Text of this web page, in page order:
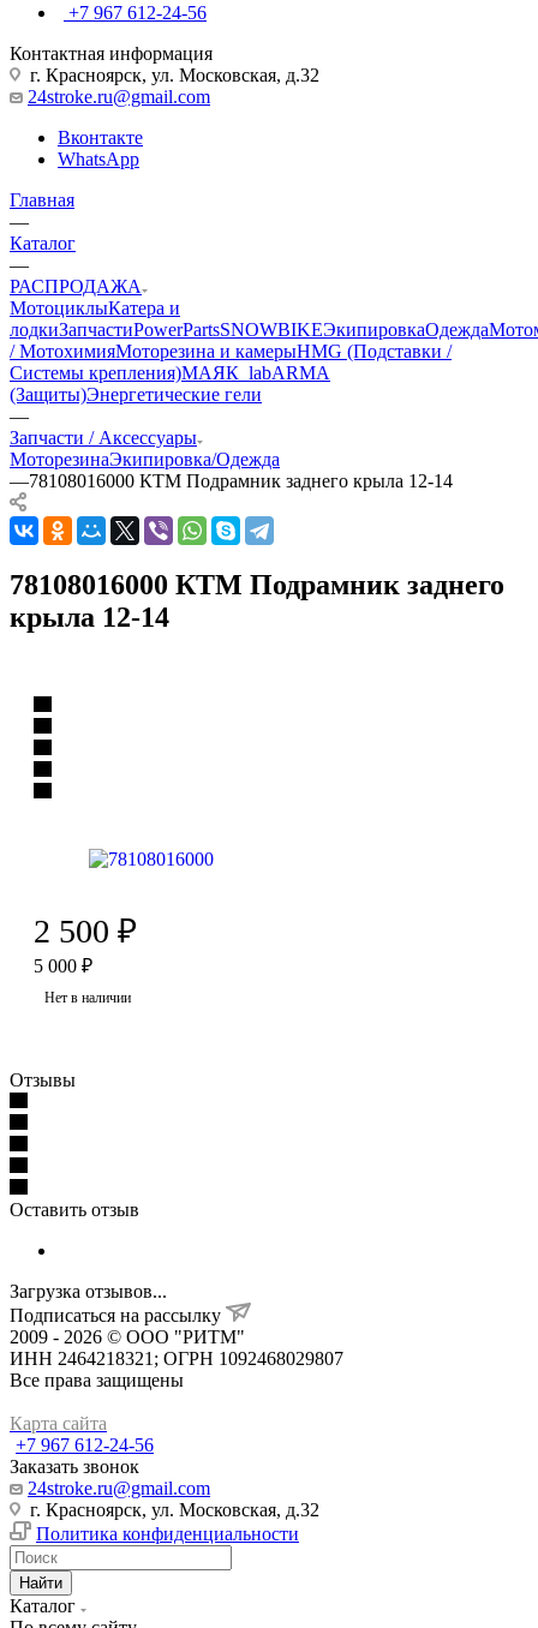
+7 967 612-24-56
Контактная информация
г. Красноярск, ул. Московская, д.32
24stroke.ru@gmail.com
Вконтакте
WhatsApp
Главная
—
Каталог
—
РАСПРОДАЖА
МотоциклыКатера и
лодкиЗапчастиPowerPartsSNOWBIKEЭкипировкаОдежда
/ МотохимияМоторезина и камерыHMG (Подставки /
Системы крепления)МАЯК_labARMA
(Защиты)Энергетические гели
—
Запчасти / Аксессуары
МоторезинаЭкипировка/Одежда
—78108016000 КТМ Подрамник заднего крыла 12-14
78108016000 КТМ Подрамник заднего
крыла 12-14
2 500 ₽
5 000 ₽
Нет в наличии
Отзывы
Оставить отзыв
Загрузка отзывов...
Подписаться на рассылку
2009 - 2026 © ООО "РИТМ"
ИНН 2464218321; ОГРН 1092468029807
Все права защищены
Карта сайта
+7 967 612-24-56
Заказать звонок
24stroke.ru@gmail.com
г. Красноярск, ул. Московская, д.32
Политика конфиденциальности
Найти
Каталог